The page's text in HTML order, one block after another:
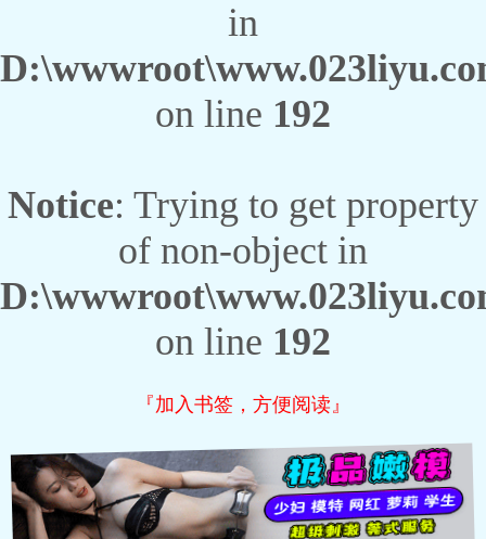
in
on line 192
Notice: Trying to get property
of non-object in
on line 192
『加入书签，方便阅读』